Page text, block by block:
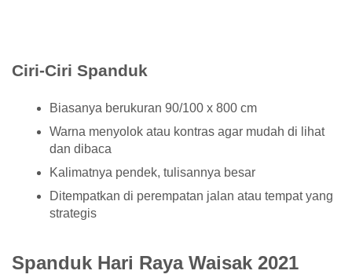
Ciri-Ciri Spanduk
Biasanya berukuran 90/100 x 800 cm
Warna menyolok atau kontras agar mudah di lihat
dan dibaca
Kalimatnya pendek, tulisannya besar
Ditempatkan di perempatan jalan atau tempat yang
strategis
Spanduk Hari Raya Waisak 2021